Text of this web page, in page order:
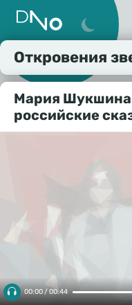
Откровения
Мария Шукшина
российские
00:00 / 00:44